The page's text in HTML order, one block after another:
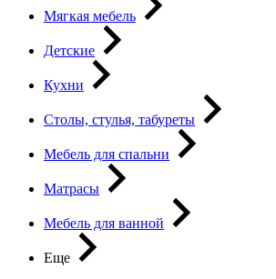
Мягкая мебель
Детские
Кухни
Столы, стулья, табуреты
Мебель для спальни
Матрасы
Мебель для ванной
Еще